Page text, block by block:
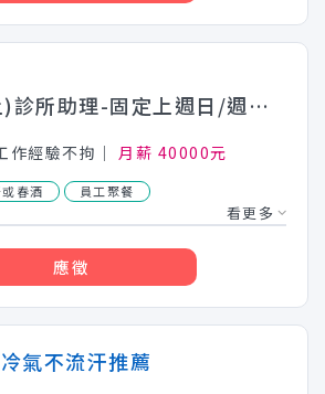
(薪資40K以上)診所助理-固定上週日/週休二日(需輪班)
作經驗不拘│ 月薪 40000元
春酒 員工聚餐
看更多
應徵
氣不流汗推薦